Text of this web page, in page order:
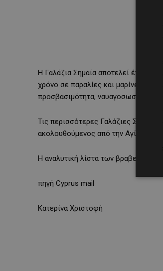
Η Γαλάζια Σημαία αποτελεί ένα από
χρόνο σε παραλίες και μαρίνες που
προσβασιμότητα, ναυαγοσωστική
Τις περισσότερες Γαλάζιες
ακολουθούμενος από την Αγία Νάπα
Η αναλυτική λίστα των
πηγή Cyprus mail
Κατερίνα Χριστοφή